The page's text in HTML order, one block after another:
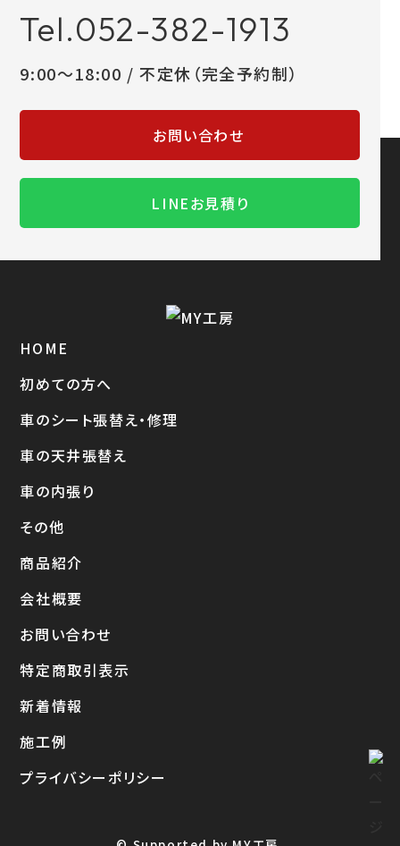
Tel.052-382-1913
9:00～18:00 / 不定休（完全予約制）
お問い合わせ
LINEお見積り
HOME
初めての方へ
車のシート張替え・修理
車の天井張替え
車の内張り
その他
商品紹介
会社概要
お問い合わせ
特定商取引表示
新着情報
施工例
プライバシーポリシー